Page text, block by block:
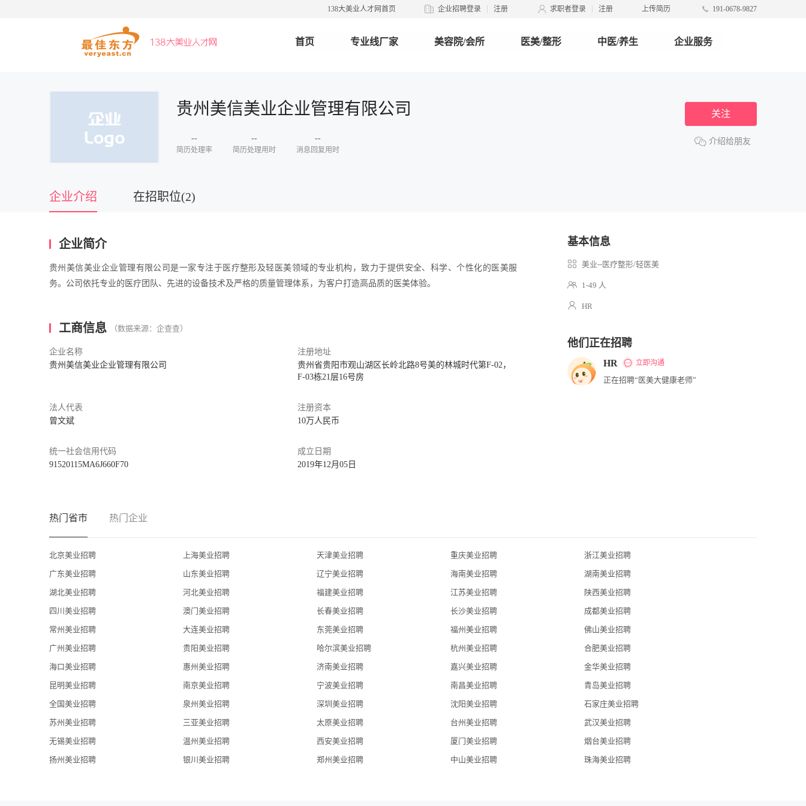
138大美业人才网首页 企业招聘登录 注册 求职者登录 注册 上传简历 191-0678-9827
首页 专业线厂家 美容院/会所 医美/整形 中医/养生 企业服务
贵州美信美业企业管理有限公司
--
简历处理率
--
简历处理用时
--
消息回复用时
关注
介绍给朋友
企业介绍 在招职位(2)
企业简介
贵州美信美业企业管理有限公司是一家专注于医疗整形及轻医美领域的专业机构，致力于提供安全、科学、个性化的医美服
务。公司依托专业的医疗团队、先进的设备技术及严格的质量管理体系，为客户打造高品质的医美体验。
工商信息 （数据来源：企查查）
企业名称
贵州美信美业企业管理有限公司
注册地址
贵州省贵阳市观山湖区长岭北路8号美的林城时代第F-02，
F-03栋21层16号房
法人代表
曾文斌
注册资本
10万人民币
统一社会信用代码
91520115MA6J660F70
成立日期
2019年12月05日
基本信息
美业--医疗整形/轻医美
1-49 人
HR
他们正在招聘
HR 立即沟通
正在招聘“医美大健康老师”
热门省市 热门企业
北京美业招聘 上海美业招聘 天津美业招聘 重庆美业招聘 浙江美业招聘
广东美业招聘 山东美业招聘 辽宁美业招聘 海南美业招聘 湖南美业招聘
湖北美业招聘 河北美业招聘 福建美业招聘 江苏美业招聘 陕西美业招聘
四川美业招聘 澳门美业招聘 长春美业招聘 长沙美业招聘 成都美业招聘
常州美业招聘 大连美业招聘 东莞美业招聘 福州美业招聘 佛山美业招聘
广州美业招聘 贵阳美业招聘 哈尔滨美业招聘 杭州美业招聘 合肥美业招聘
海口美业招聘 惠州美业招聘 济南美业招聘 嘉兴美业招聘 金华美业招聘
昆明美业招聘 南京美业招聘 宁波美业招聘 南昌美业招聘 青岛美业招聘
全国美业招聘 泉州美业招聘 深圳美业招聘 沈阳美业招聘 石家庄美业招聘
苏州美业招聘 三亚美业招聘 太原美业招聘 台州美业招聘 武汉美业招聘
无锡美业招聘 温州美业招聘 西安美业招聘 厦门美业招聘 烟台美业招聘
扬州美业招聘 银川美业招聘 郑州美业招聘 中山美业招聘 珠海美业招聘